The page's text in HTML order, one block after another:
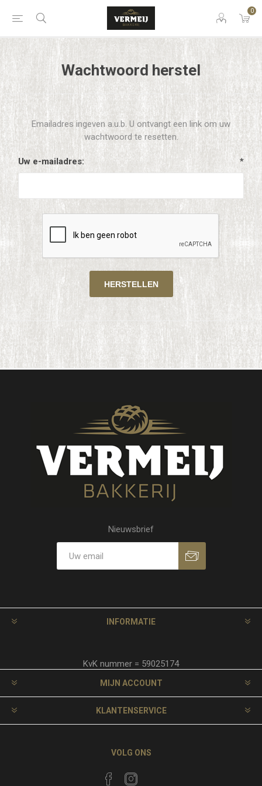
0
Wachtwoord herstel
Emailadres ingeven a.u.b. U ontvangt een link om uw
wachtwoord te resetten.
Uw e-mailadres: *
Nieuwsbrief
INFORMATIE
KvK nummer = 59025174
MIJN ACCOUNT
KLANTENSERVICE
VOLG ONS